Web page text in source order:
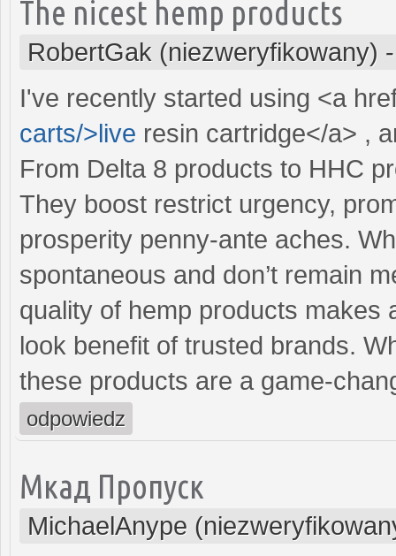
The nicest hemp products
RobertGak (niezweryfikowany)
I've recently started using <a
carts/>live resin cartridge</a> ,
From Delta 8 products to HHC
They boost restrict urgency,
prosperity penny-ante aches.
spontaneous and don’t remain
quality of hemp products makes
look benefit of trusted brands.
these products are a game-
odpowiedz
Мкад Пропуск
MichaelAnype